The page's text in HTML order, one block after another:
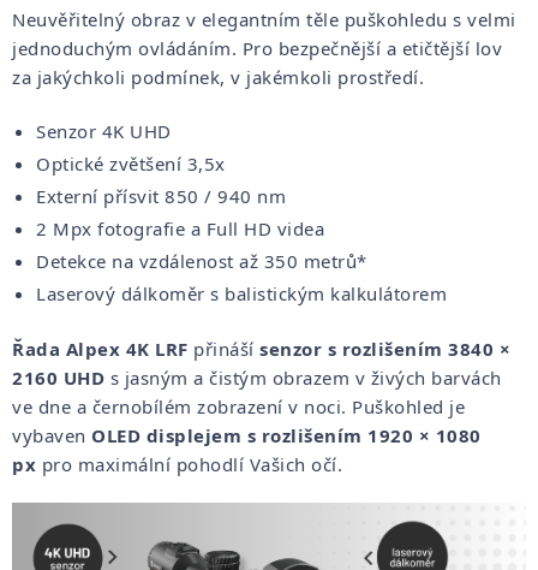
Neuvěřitelný obraz v elegantním těle puškohledu s velmi
jednoduchým ovládáním. Pro bezpečnější a etičtější lov
za jakýchkoli podmínek, v jakémkoli prostředí.
Senzor 4K UHD
Optické zvětšení 3,5x
Externí přísvit 850 / 940 nm
2 Mpx fotografie a Full HD videa
Detekce na vzdálenost až 350 metrů*
Laserový dálkoměr s balistickým kalkulátorem
Řada Alpex 4K LRF přináší senzor s rozlišením 3840 ×
2160 UHD s jasným a čistým obrazem v živých barvách
ve dne a černobílém zobrazení v noci. Puškohled je
vybaven OLED displejem s rozlišením 1920 × 1080
px pro maximální pohodlí Vašich očí.